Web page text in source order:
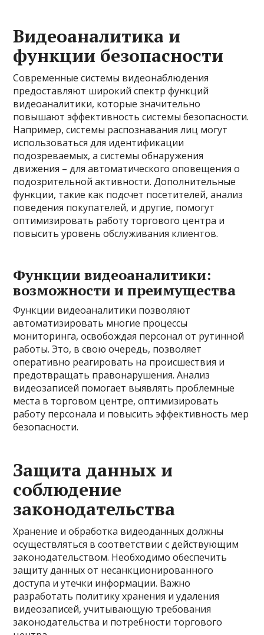
Видеоаналитика и
функции безопасности
Современные системы видеонаблюдения
предоставляют широкий спектр функций
видеоаналитики, которые значительно
повышают эффективность системы безопасности.
Например, системы распознавания лиц могут
использоваться для идентификации
подозреваемых, а системы обнаружения
движения – для автоматического оповещения о
подозрительной активности. Дополнительные
функции, такие как подсчет посетителей, анализ
поведения покупателей, и другие, помогут
оптимизировать работу торгового центра и
повысить уровень обслуживания клиентов.
Функции видеоаналитики:
возможности и преимущества
Функции видеоаналитики позволяют
автоматизировать многие процессы
мониторинга, освобождая персонал от рутинной
работы. Это, в свою очередь, позволяет
оперативно реагировать на происшествия и
предотвращать правонарушения. Анализ
видеозаписей помогает выявлять проблемные
места в торговом центре, оптимизировать
работу персонала и повысить эффективность мер
безопасности.
Защита данных и
соблюдение
законодательства
Хранение и обработка видеоданных должны
осуществляться в соответствии с действующим
законодательством. Необходимо обеспечить
защиту данных от несанкционированного
доступа и утечки информации. Важно
разработать политику хранения и удаления
видеозаписей, учитывающую требования
законодательства и потребности торгового